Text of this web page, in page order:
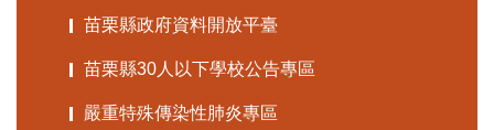
苗栗縣政府資料開放平臺
苗栗縣30人以下學校公告專區
嚴重特殊傳染性肺炎專區